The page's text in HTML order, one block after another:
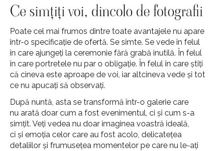
Ce simțiți voi, dincolo de fotografii
Poate cel mai frumos dintre toate avantajele nu apare
într-o specificație de ofertă. Se simte. Se vede în felul
în care ajungeți la ceremonie fără grabă inutilă. În felul
în care portretele nu par o obligație. În felul în care știți
că cineva este aproape de voi, iar altcineva vede și tot
ce nu apucați să observați.
După nuntă, asta se transformă într-o galerie care
nu arată doar cum a fost evenimentul, ci și cum s-a
simțit. Veți vedea nu doar imaginea voastră ideală,
ci și emoția celor care au fost acolo, delicatețea
detaliilor și frumusețea momentelor pe care nu le-ați